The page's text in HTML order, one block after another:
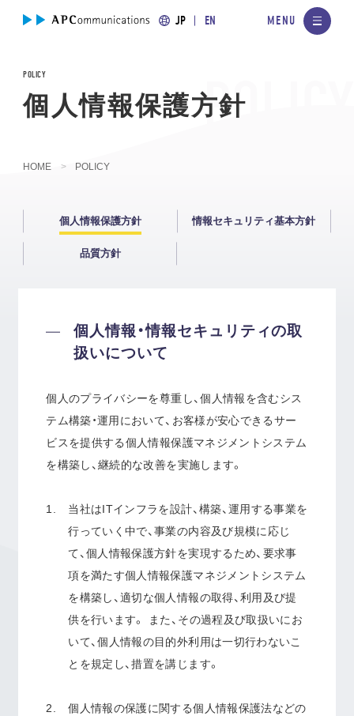
JP EN
POLICY
個人情報保護方針
HOME POLICY
個人情報保護方針 情報セキュリティ基本方針
品質方針
個人情報・情報セキュリティの取
扱いについて
個人のプライバシーを尊重し、個人情報を含むシス
テム構築・運用において、お客様が安心できるサー
ビスを提供する個人情報保護マネジメントシステム
を構築し、継続的な改善を実施します。
当社はITインフラを設計、構築、運用する事業を
行っていく中で、事業の内容及び規模に応じ
て、個人情報保護方針を実現するため、要求事
項を満たす個人情報保護マネジメントシステム
を構築し、適切な個人情報の取得、利用及び提
供を行います。 また、その過程及び取扱いにお
いて、個人情報の目的外利用は一切行わないこ
とを規定し、措置を講じます。
個人情報の保護に関する個人情報保護法などの